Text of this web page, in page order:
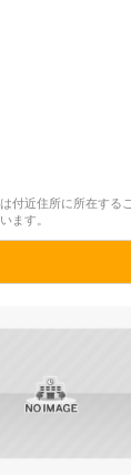
付近住所に所在する
ます。